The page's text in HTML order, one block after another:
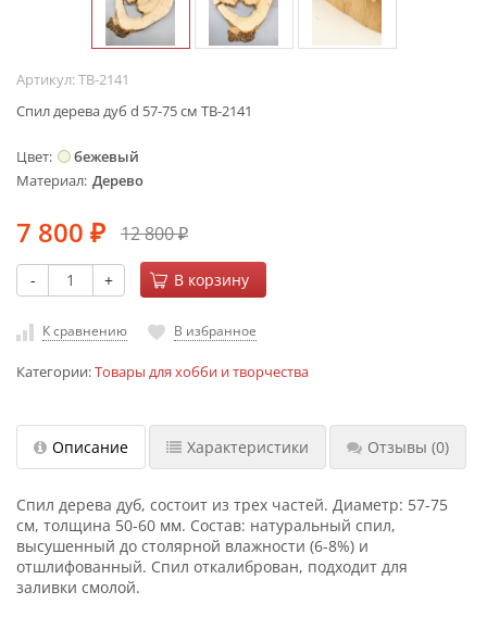
Артикул:ТВ-2141
Спил дерева дуб d 57-75 см ТВ-2141
Цвет
бежевый
Материал Дерево
7 800 ₽ 12 800₽
- + В корзину
К сравнению В избранное
Категории:Товары для хобби и творчества
Описание Характеристики Отзывы (0)
Спил дерева дуб, состоит из трех частей. Диаметр: 57-75
см, толщина 50-60 мм. Состав: натуральный спил,
высушенный до столярной влажности (6-8%) и
отшлифованный. Спил откалиброван, подходит для
заливки смолой.